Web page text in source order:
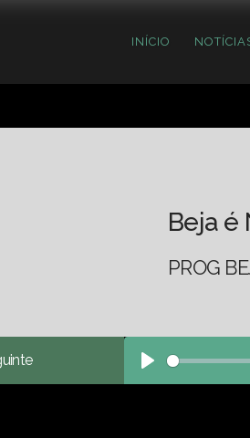
INÍCIO
Beja é
PROG
Play